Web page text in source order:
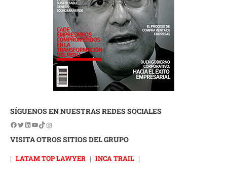
SÍGUENOS EN NUESTRAS REDES SOCIALES
VISITA OTROS SITIOS DEL GRUPO
| LATAM TOP LAWYER | INCA TRAIL |